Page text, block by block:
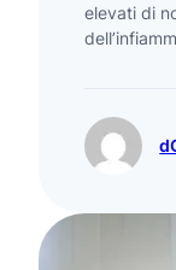
elevati di